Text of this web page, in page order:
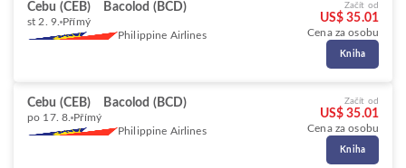
Cebu (CEB) Bacolod (BCD)
st 2. 9. Přímý
Philippine Airlines
Začít od
US$ 35.01
Cena za osobu
Kniha
Cebu (CEB) Bacolod (BCD)
po 17. 8. Přímý
Philippine Airlines
Začít od
US$ 35.01
Cena za osobu
Kniha